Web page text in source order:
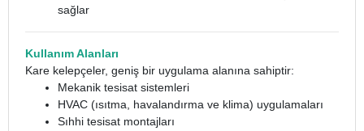
sağlar
Kullanım Alanları
Kare kelepçeler, geniş bir uygulama alanına sahiptir:
Mekanik tesisat sistemleri
HVAC (ısıtma, havalandırma ve klima) uygulamaları
Sıhhi tesisat montajları